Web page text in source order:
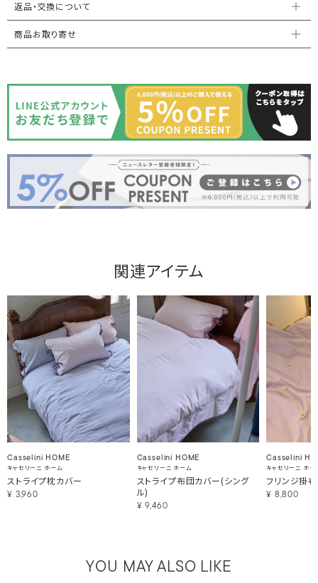
返品・交換について
商品お取り寄せ
関連アイテム
Casselini HOME
キャセリーニ ホーム
ストライプ枕カバー
¥ 3,960
Casselini HOME
キャセリーニ ホーム
ストライプ布団カバー(シング
ル)
¥ 9,460
Casselini
キャセリーニ ホー
フリンジ掛
¥ 8,800
YOU MAY ALSO LIKE